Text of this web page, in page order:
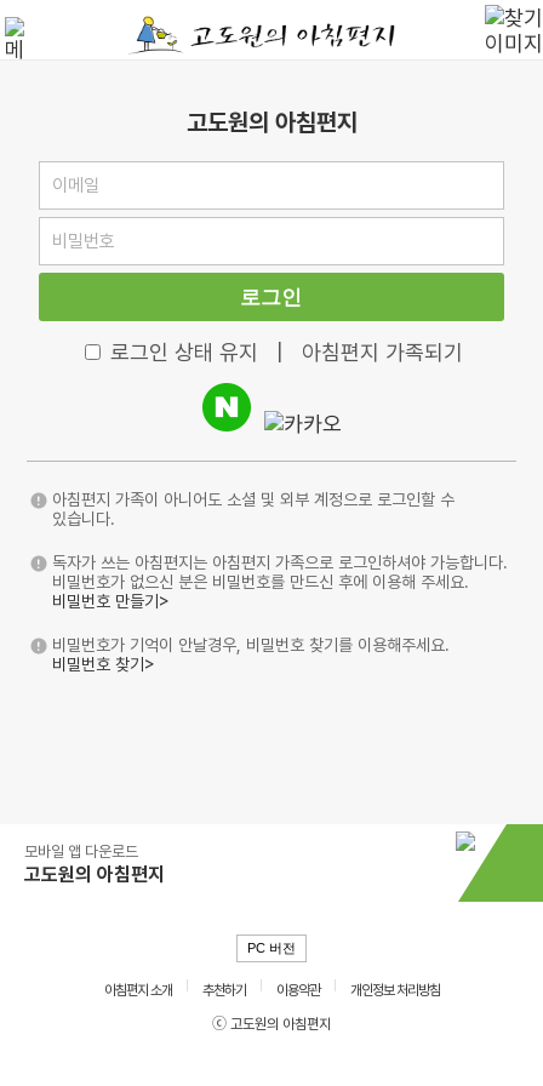
고도원의 아침편지
로그인
로그인 상태 유지 아침편지 가족되기
아침편지 가족이 아니어도 소셜 및 외부 계정으로 로그인할 수
있습니다.
독자가 쓰는 아침편지는 아침편지 가족으로 로그인하셔야 가능합니다.
비밀번호가 없으신 분은 비밀번호를 만드신 후에 이용해 주세요.
비밀번호 만들기>
비밀번호가 기억이 안날경우, 비밀번호 찾기를 이용해주세요.
비밀번호 찾기>
모바일 앱 다운로드
고도원의 아침편지
PC 버전
아침편지 소개 추천하기 이용약관
개인정보 처리방침
ⓒ 고도원의 아침편지